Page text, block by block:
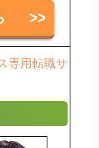
専用転職サ